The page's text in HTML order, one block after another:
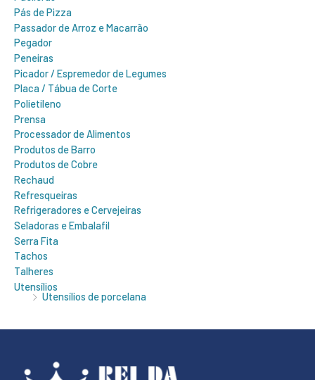
Pás de Pizza
Passador de Arroz e Macarrão
Pegador
Peneiras
Picador / Espremedor de Legumes
Placa / Tábua de Corte
Polietileno
Prensa
Processador de Alimentos
Produtos de Barro
Produtos de Cobre
Rechaud
Refresqueiras
Refrigeradores e Cervejeiras
Seladoras e Embalafil
Serra Fita
Tachos
Talheres
Utensílios
Utensílios de porcelana